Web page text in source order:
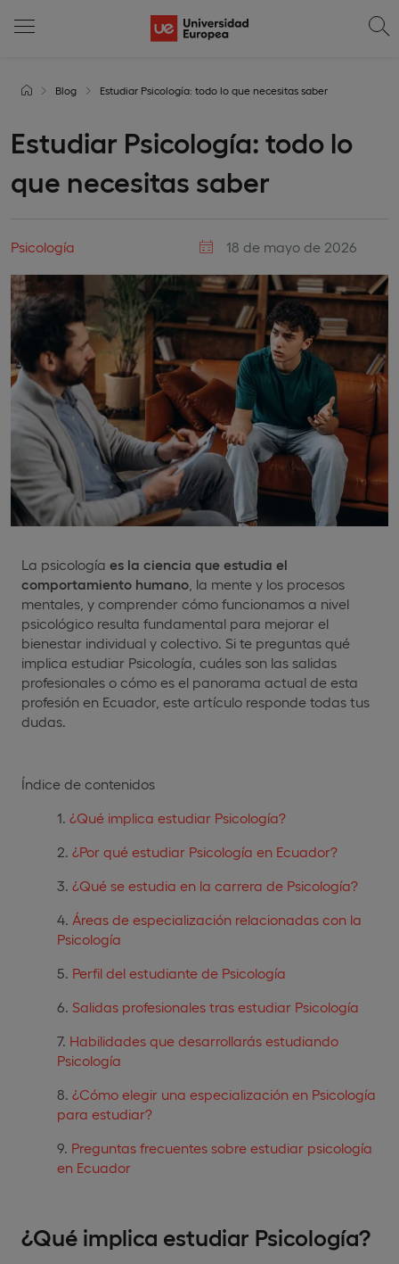
Blog Estudiar Psicología: todo lo que necesitas saber
Estudiar Psicología: todo lo
que necesitas saber
Psicología 18 de mayo de 2026
La psicología es la ciencia que estudia el
comportamiento humano , la mente y los procesos
mentales, y comprender cómo funcionamos a nivel
psicológico resulta fundamental para mejorar el
bienestar individual y colectivo. Si te preguntas qué
implica estudiar Psicología, cuáles son las salidas
profesionales o cómo es el panorama actual de esta
profesión en Ecuador, este artículo responde todas tus
dudas.
Índice de contenidos
¿Qué implica estudiar Psicología?
¿Por qué estudiar Psicología en Ecuador?
¿Qué se estudia en la carrera de Psicología?
Áreas de especialización relacionadas con la
Psicología
Perfil del estudiante de Psicología
Salidas profesionales tras estudiar Psicología
Habilidades que desarrollarás estudiando
Psicología
¿Cómo elegir una especialización en Psicología
para estudiar?
Preguntas frecuentes sobre estudiar psicología
en Ecuador
¿Qué implica estudiar Psicología?